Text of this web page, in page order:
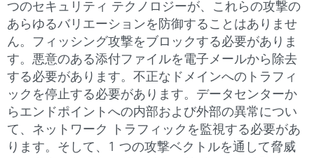
つのセキュリティ テクノロジーが、これらの攻撃の
あらゆるバリエーションを防御することはありませ
ん。フィッシング攻撃をブロックする必要がありま
す。悪意のある添付ファイルを電子メールから除去
する必要があります。不正なドメインへのトラフィ
ックを停止する必要があります。データセンターか
らエンドポイントへの内部および外部の異常につい
て、ネットワーク トラフィックを監視する必要があ
ります。そして、1 つの攻撃ベクトルを通して脅威